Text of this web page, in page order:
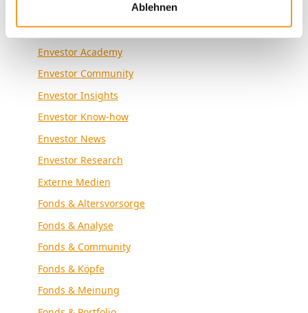
Ablehnen
Allgemein
Envestor Academy
Envestor Community
Envestor Insights
Envestor Know-how
Envestor News
Envestor Research
Externe Medien
Fonds & Altersvorsorge
Fonds & Analyse
Fonds & Community
Fonds & Köpfe
Fonds & Meinung